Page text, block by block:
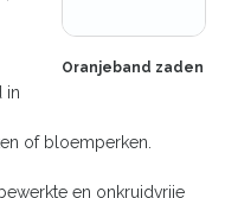
Oranjeband zaden
in
of bloemperken.
en onkruidvrije